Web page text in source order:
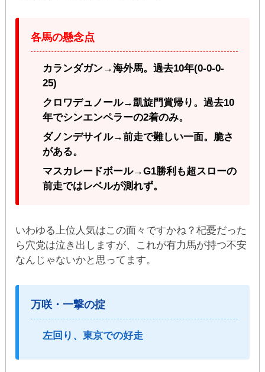
各馬の懸念点
カランダガン→海外馬。過去10年(0-0-0-
25)
クロワデュノール→凱旋門賞帰り。過去10
年でシンエンペラーの2着のみ。
ダノンデサイル→前走で難しい一面。脆さ
がある。
マスカレードボール→G1勝利も超スローの
前走ではレベルが測れず。
いわゆる上位人気はこの面々ですかね？杞憂だった
ら穴党は泣き出しますが、これが有力馬が持つ不安
なんじゃないかと思ってます。
万咲・一撃の掟
左回り、東京での好走